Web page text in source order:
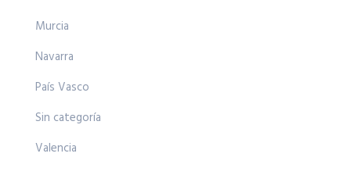
Murcia
Navarra
País Vasco
Sin categoría
Valencia